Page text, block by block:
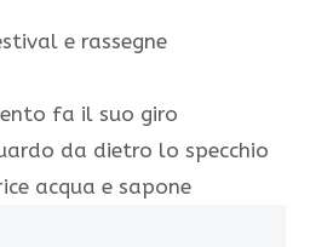
e rassegne
fa il suo giro
da dietro lo specchio
acqua e sapone